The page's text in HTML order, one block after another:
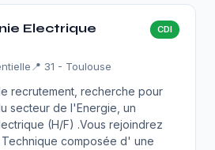
Electrique
CDI
📍 31 - Toulouse
recrutement, recherche pour
secteur de l'Energie, un
(H/F) .Vous rejoindrez
composée d' une